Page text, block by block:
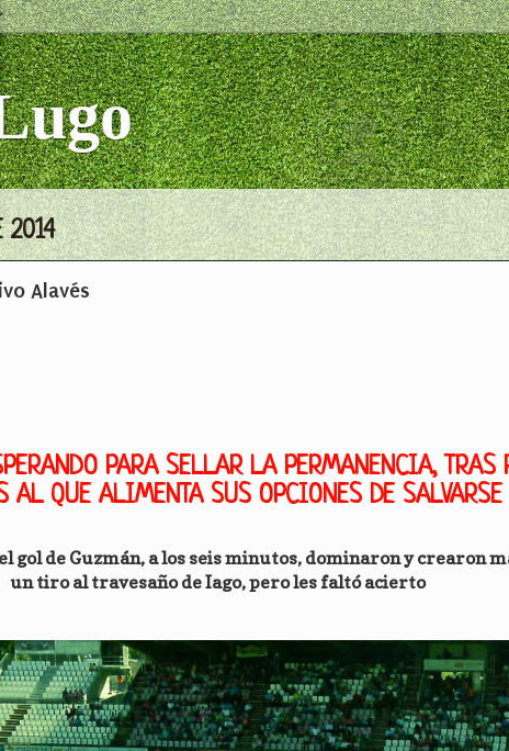
2014
Alavés
PARA SELLAR LA PERMANENCIA, TRAS
AL QUE ALIMENTA SUS OPCIONES DE SALVARSE
gol de Guzmán, a los seis minutos, dominaron y crearon
un tiro al travesaño de Iago, pero les faltó acierto